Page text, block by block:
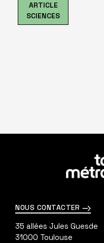
ARTICLE
SCIENCES
NOUS CONTACTER
35 allées Jules Guesde
31000 Toulouse